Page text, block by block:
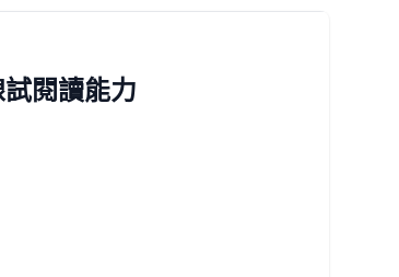
閱讀能力